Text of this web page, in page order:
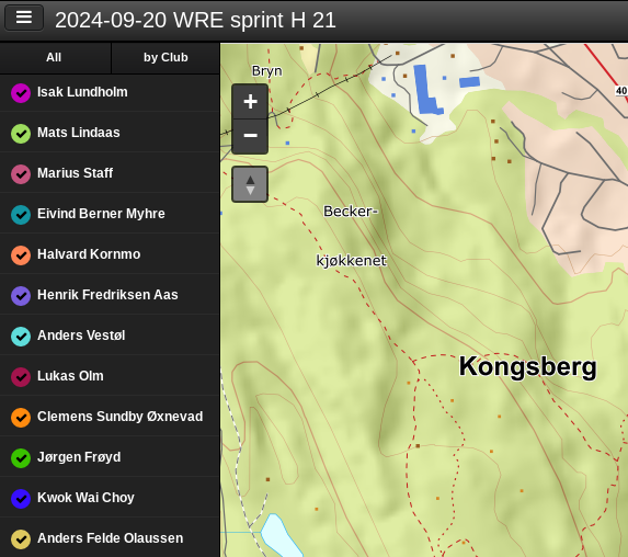
2024-09-20 WRE sprint H 21
Isak Lundholm
Mats Lindaas
Marius Staff
Eivind Berner Myhre
Halvard Kornmo
Henrik Fredriksen Aas
Anders Vestøl
Lukas Olm
Clemens Sundby Øxnevad
Jørgen Frøyd
Kwok Wai Choy
Anders Felde Olaussen
All by Club
+
−